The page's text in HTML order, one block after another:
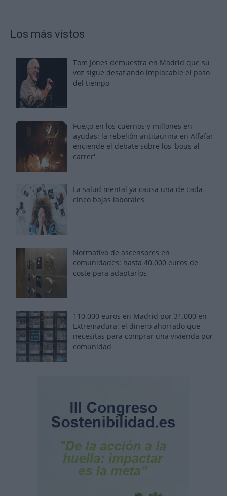
Los más vistos
Tom Jones demuestra en Madrid que su
voz sigue desafiando implacable el paso
del tiempo
Fuego en los cuernos y millones en
ayudas: la rebelión antitaurina en Alfafar
enciende el debate sobre los 'bous al
carrer'
La salud mental ya causa una de cada
cinco bajas laborales
Normativa de ascensores en
comunidades: hasta 40.000 euros de
coste para adaptarlos
110.000 euros en Madrid por 31.000 en
Extremadura: el dinero ahorrado que
necesitas para comprar una vivienda por
comunidad